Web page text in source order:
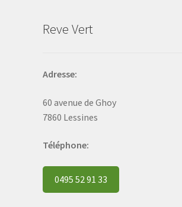
Reve Vert
Adresse:
60 avenue de Ghoy
7860 Lessines
Téléphone:
0495 52 91 33